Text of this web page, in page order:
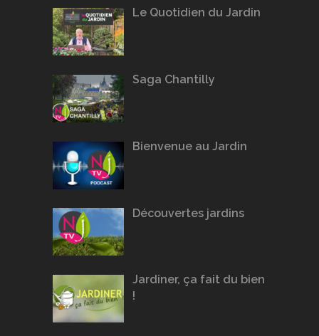
Le Quotidien du Jardin
Saga Chantilly
Bienvenue au Jardin
Découvertes jardins
Jardiner, ça fait du bien
!